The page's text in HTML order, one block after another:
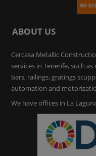
ABOUT US
Cercasa Metallic
services in Tenerife, such
bars, railings, gratings
automation and
We have offices in La